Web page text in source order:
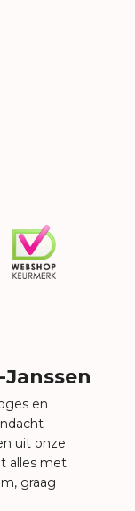
en
uit onze
alles met
graag